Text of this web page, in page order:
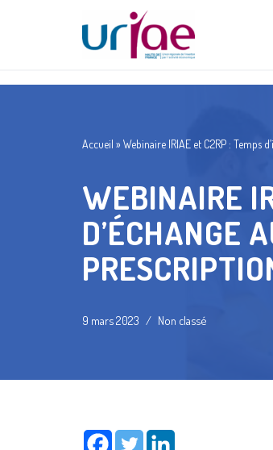
contenu
Accueil » Webinaire IRIAE et C2RP : Temps
WEBINAIRE
D’ÉCHANGE
9 mars 2023 Non classé